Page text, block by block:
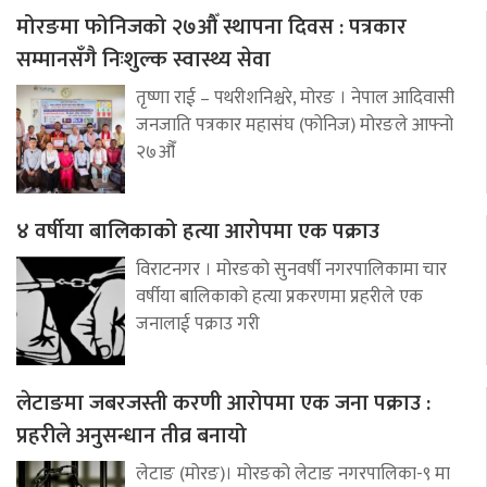
मोरङमा फोनिजको २७औँ स्थापना दिवस : पत्रकार
सम्मानसँगै निःशुल्क स्वास्थ्य सेवा
तृष्णा राई – पथरीशनिश्चरे, मोरङ । नेपाल आदिवासी
जनजाति पत्रकार महासंघ (फोनिज) मोरङले आफ्नो
२७औँ
४ वर्षीया बालिकाको हत्या आरोपमा एक पक्राउ
विराटनगर । मोरङको सुनवर्षी नगरपालिकामा चार
वर्षीया बालिकाको हत्या प्रकरणमा प्रहरीले एक
जनालाई पक्राउ गरी
लेटाङमा जबरजस्ती करणी आरोपमा एक जना पक्राउ :
प्रहरीले अनुसन्धान तीव्र बनायो
लेटाङ (मोरङ)। मोरङको लेटाङ नगरपालिका-९ मा